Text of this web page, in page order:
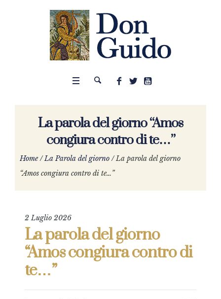
La parola del giorno “Amos
congiura contro di te…”
Home /La Parola del giorno /La parola del giorno
“Amos congiura contro di te…”
2 Luglio 2026
La parola del giorno
“Amos congiura contro di
te…”